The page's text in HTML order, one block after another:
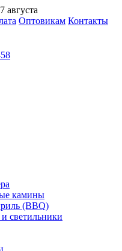
7 августа
Оптовикам Контакты
камины
(BBQ)
светильники